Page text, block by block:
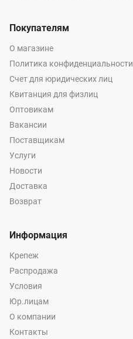
Покупателям
О магазине
Политика конфиденциальности
Счет для юридических лиц
Квитанция для физлиц
Оптовикам
Вакансии
Поставщикам
Услуги
Новости
Доставка
Возврат
Информация
Крепеж
Распродажа
Условия
Юр.лицам
О компании
Контакты